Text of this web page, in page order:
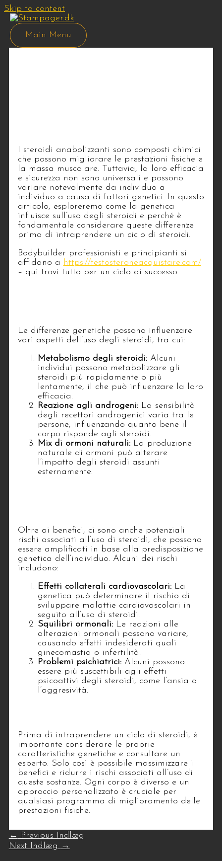
Skip to content
Main Menu
I steroidi anabolizzanti sono composti chimici
che possono migliorare le prestazioni fisiche e
la massa muscolare. Tuttavia, la loro efficacia
e sicurezza non sono universali e possono
variare notevolmente da individuo a
individuo a causa di fattori genetici. In questo
articolo, esploreremo come la genetica
influisce sull’uso degli steroidi e perché è
fondamentale considerare queste differenze
prima di intraprendere un ciclo di steroidi.
Bodybuilder professionisti e principianti si
affidano a https://testosteroneacquistare.com/
– qui trovi tutto per un ciclo di successo.
Le differenze genetiche possono influenzare
vari aspetti dell’uso degli steroidi, tra cui:
Metabolismo degli steroidi:Alcuni
individui possono metabolizzare gli
steroidi più rapidamente o più
lentamente, il che può influenzare la loro
efficacia.
Reazione agli androgeni:La sensibilità
degli recettori androgenici varia tra le
persone, influenzando quanto bene il
corpo risponde agli steroidi.
Mix di ormoni naturali:La produzione
naturale di ormoni può alterare
l’impatto degli steroidi assunti
esternamente.
Oltre ai benefici, ci sono anche potenziali
rischi associati all’uso di steroidi, che possono
essere amplificati in base alla predisposizione
genetica dell’individuo. Alcuni dei rischi
includono:
Effetti collaterali cardiovascolari:La
genetica può determinare il rischio di
sviluppare malattie cardiovascolari in
seguito all’uso di steroidi.
Squilibri ormonali:Le reazioni alle
alterazioni ormonali possono variare,
causando effetti indesiderati quali
ginecomastia o infertilità.
Problemi psichiatrici:Alcuni possono
essere più suscettibili agli effetti
psicoattivi degli steroidi, come l’ansia o
l’aggresività.
Prima di intraprendere un ciclo di steroidi, è
importante considerare le proprie
caratteristiche genetiche e consultare un
esperto. Solo così è possibile massimizzare i
benefici e ridurre i rischi associati all’uso di
queste sostanze. Ogni corpo è diverso e un
approccio personalizzato è cruciale per
qualsiasi programma di miglioramento delle
prestazioni fisiche.
← Previous Indlæg
Next Indlæg →